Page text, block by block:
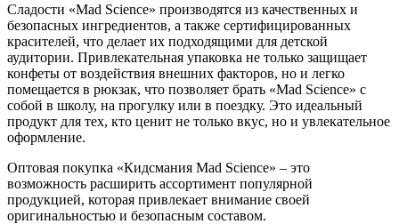
Сладости «Mad Science» производятся из качественных и
безопасных ингредиентов, а также сертифицированных
красителей, что делает их подходящими для детской
аудитории. Привлекательная упаковка не только защищает
конфеты от воздействия внешних факторов, но и легко
помещается в рюкзак, что позволяет брать «Mad Science» с
собой в школу, на прогулку или в поездку. Это идеальный
продукт для тех, кто ценит не только вкус, но и увлекательное
оформление.
Оптовая покупка «Кидсмания Mad Science» – это
возможность расширить ассортимент популярной
продукцией, которая привлекает внимание своей
оригинальностью и безопасным составом.